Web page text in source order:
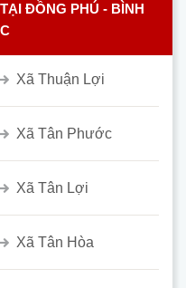
ĐỒNG PHÚ - BÌNH
Xã Thuận Lợi
Xã Tân Phước
Xã Tân Lợi
Xã Tân Hòa